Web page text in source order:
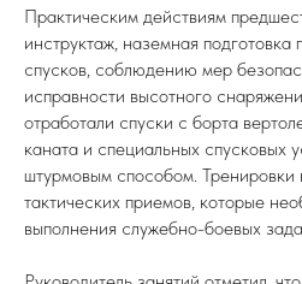
Практическим действиям
инструктаж, наземная подготовка
спусков, соблюдению мер
исправности высотного
отработали спуски с борта
каната и специальных спусковых
штурмовым способом. Тренировки
тактических приемов, которые
выполнения служебно-боевых